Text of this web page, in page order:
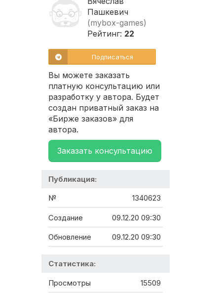
Пашкевич
(mybox-games)
Рейтинг: 22
Подписаться
Вы можете заказать
платную консультацию или
разработку у автора. Будет
создан приватный заказ на
«Бирже заказов» для
автора.
Заказать консультацию
Публикация:
№ 1340623
Создание 09.12.20 09:30
Обновление 09.12.20 09:30
Статистика:
Просмотры 15509